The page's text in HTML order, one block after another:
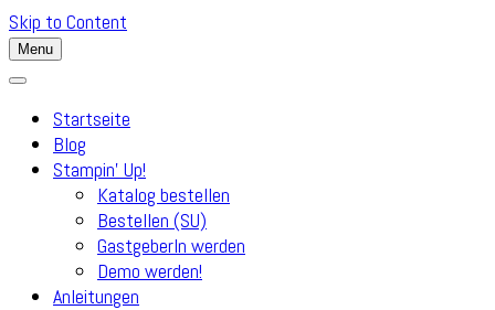
Skip to Content
Menu
Startseite
Blog
Stampin’ Up!
Katalog bestellen
Bestellen (SU)
GastgeberIn werden
Demo werden!
Anleitungen